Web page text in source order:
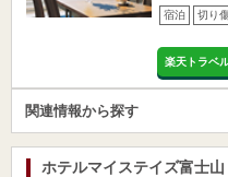
宿泊 切り
楽天トラベ
関連情報から探す
ホテルマイステイズ富士